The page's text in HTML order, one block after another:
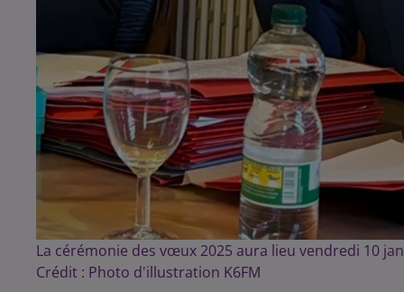
La cérémonie des vœux 2025 aura lieu vendredi 10
Crédit : Photo d'illustration K6FM